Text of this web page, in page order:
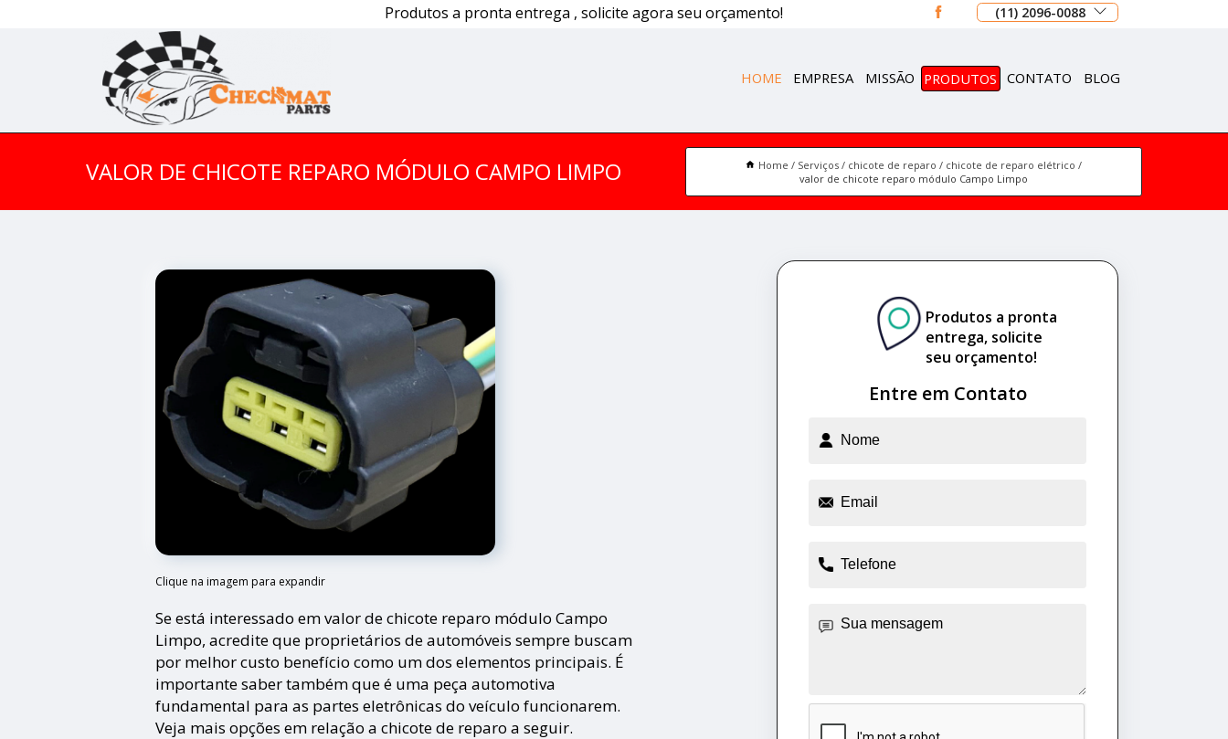
Produtos a pronta entrega , solicite agora seu orçamento! (11) 2096-0088
HOME EMPRESA MISSÃO PRODUTOS CONTATO BLOG
VALOR DE CHICOTE REPARO MÓDULO CAMPO LIMPO Home Serviços chicote de reparo
chicote de reparo elétrico
valor de chicote reparo módulo Campo Limpo
Clique na imagem para expandir
Se está interessado em valor de chicote reparo módulo Campo
Limpo, acredite que proprietários de automóveis sempre buscam
por melhor custo benefício como um dos elementos principais. É
importante saber também que é uma peça automotiva
fundamental para as partes eletrônicas do veículo funcionarem.
Veja mais opções em relação a chicote de reparo a seguir.
Entre em Contato
Produtos a pronta
entrega, solicite
seu orçamento!